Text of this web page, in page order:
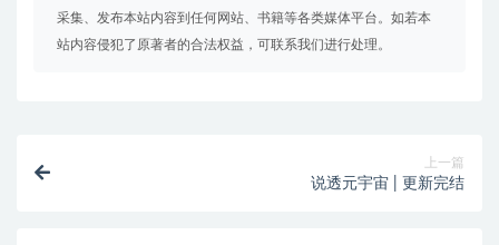
采集、发布本站内容到任何网站、书籍等各类媒体平台。如若本
站内容侵犯了原著者的合法权益，可联系我们进行处理。
上一篇
说透元宇宙 | 更新完结